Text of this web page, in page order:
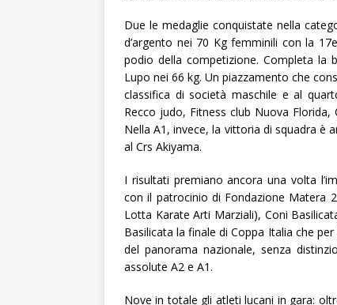
Due le medaglie conquistate nella
d’argento nei 70 Kg femminili con la
podio della competizione. Completa la
Lupo nei 66 kg. Un piazzamento che
classifica di società maschile e al
Recco judo, Fitness club Nuova
Nella A1, invece, la vittoria di squadra è
al Crs Akiyama.
I risultati premiano ancora una volta
con il patrocinio di Fondazione Matera
Lotta Karate Arti Marziali), Coni
Basilicata la finale di Coppa Italia che
del panorama nazionale, senza
assolute A2 e A1.
Nove in totale gli atleti lucani in gara: